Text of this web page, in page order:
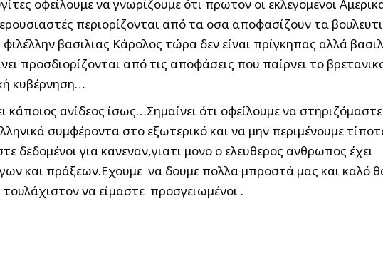
οφείλουμε να γνωρίζουμε ότι πρωτον οι εκλεγομενοι
περιορίζονται από τα οσα αποφασίζουν τα
βασιλιας Κάρολος τώρα δεν είναι πρίγκηπας αλλά
προσδιορίζονται από τις αποφάσεις που παίρνει το
κυβέρνηση…
κάποιος ανίδεος ίσως…Σημαίνει ότι οφείλουμε να στηριζόμαστε
συμφέροντα στο εξωτερικό και να μην περιμένουμε
δεδομένοι για κανεναν,γιατι μονο ο ελευθερος ανθρωπος έχει
και πράξεων.Εχουμε να δουμε πολλα μπροστά μας και καλό
τουλάχιστον να είμαστε προσγειωμένοι .